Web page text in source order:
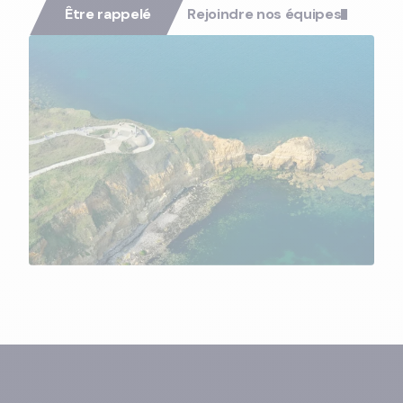
Être rappelé Rejoindre nos équipes